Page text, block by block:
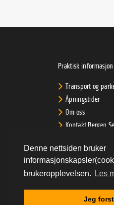
Denne nettsiden bruker
brukeropplevelsen.
Les
Jeg
Praktisk informasjon
Transport og
Åpningstider
Om oss
Kontakt Bergen